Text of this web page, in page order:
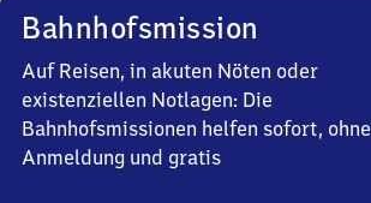
Bahnhofsmission
Auf Reisen, in akuten Nöten oder
existenziellen Notlagen: Die
Bahnhofsmissionen helfen sofort, ohne
Anmeldung und gratis